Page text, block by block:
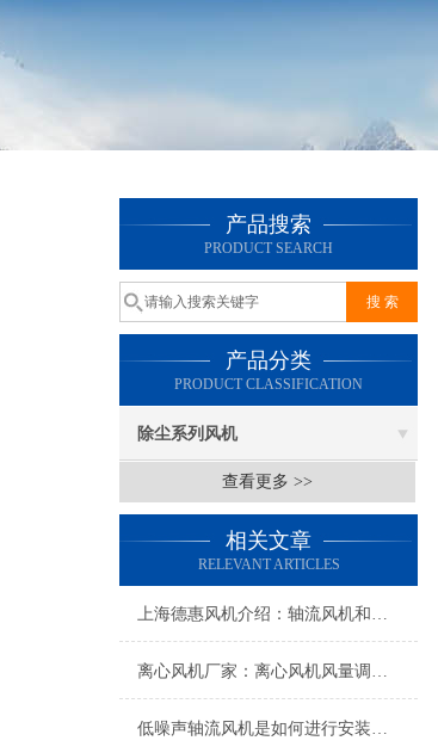
产品搜索
PRODUCT SEARCH
产品分类
PRODUCT CLASSIFICATION
除尘系列风机
查看更多 >>
相关文章
RELEVANT ARTICLES
上海德惠风机介绍：轴流风机和离心风机在机械通风中的作用
离心风机厂家：离心风机风量调节的两种方法你知道吗？
低噪声轴流风机是如何进行安装与使用的？